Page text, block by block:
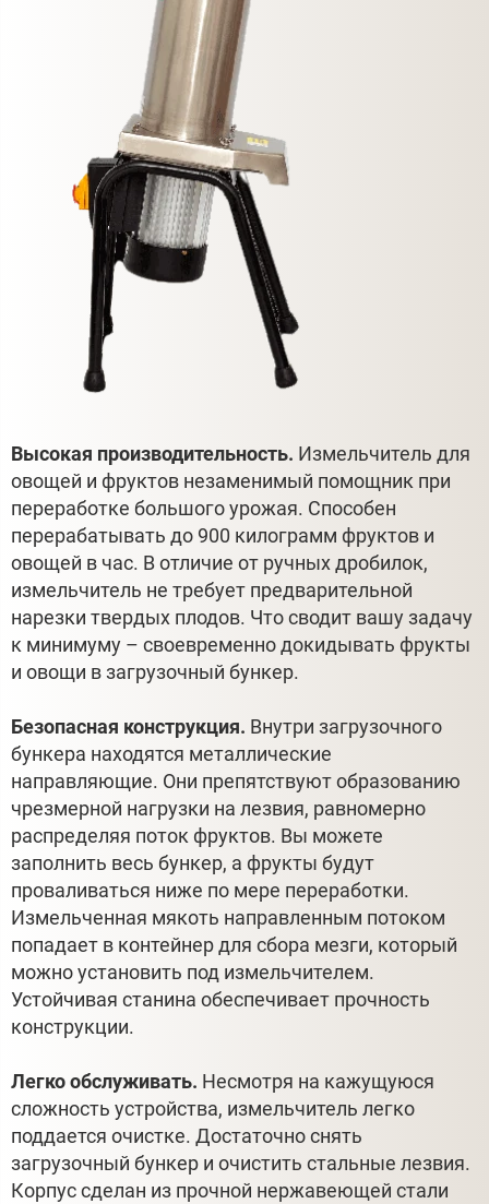
Высокая производительность. Измельчитель для
овощей и фруктов незаменимый помощник при
переработке большого урожая. Способен
перерабатывать до 900 килограмм фруктов и
овощей в час. В отличие от ручных дробилок,
измельчитель не требует предварительной
нарезки твердых плодов. Что сводит вашу задачу
к минимуму – своевременно докидывать фрукты
и овощи в загрузочный бункер.
Безопасная конструкция. Внутри загрузочного
бункера находятся металлические
направляющие. Они препятствуют образованию
чрезмерной нагрузки на лезвия, равномерно
распределяя поток фруктов. Вы можете
заполнить весь бункер, а фрукты будут
проваливаться ниже по мере переработки.
Измельченная мякоть направленным потоком
попадает в контейнер для сбора мезги, который
можно установить под измельчителем.
Устойчивая станина обеспечивает прочность
конструкции.
Легко обслуживать. Несмотря на кажущуюся
сложность устройства, измельчитель легко
поддается очистке. Достаточно снять
загрузочный бункер и очистить стальные лезвия.
Корпус сделан из прочной нержавеющей стали